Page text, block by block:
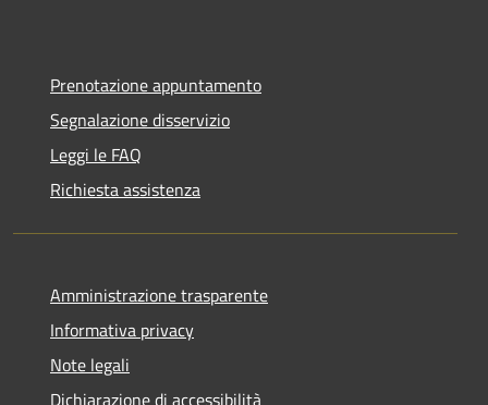
Prenotazione appuntamento
Segnalazione disservizio
Leggi le FAQ
Richiesta assistenza
Amministrazione trasparente
Informativa privacy
Note legali